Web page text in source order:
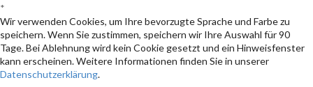
*
Wir verwenden Cookies, um Ihre bevorzugte Sprache und Farbe zu
speichern. Wenn Sie zustimmen, speichern wir Ihre Auswahl für 90
Tage. Bei Ablehnung wird kein Cookie gesetzt und ein Hinweisfenster
kann erscheinen. Weitere Informationen finden Sie in unserer
Datenschutzerklärung.